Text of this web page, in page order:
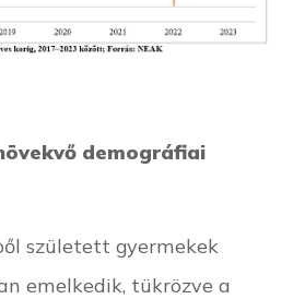
demográfiai
született gyermekek
emelkedik, tükrözve a